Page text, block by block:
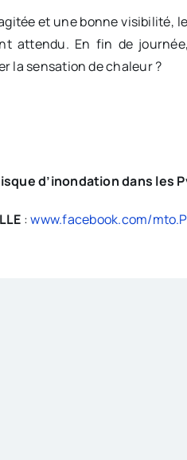
et une bonne
attendu. En fin de
la sensation de chaleur ?
d’inondation dans les
:www.facebook.com/